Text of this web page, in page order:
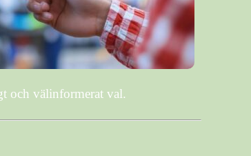
och välinformerat val.